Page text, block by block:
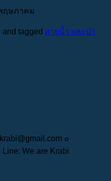
ฤษภาคม
and tagged สายน้ำ และป่า
๐
We are Krabi